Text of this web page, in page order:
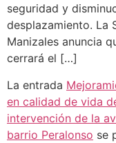
seguridad y
desplazamiento. La
Manizales anuncia
cerrará el […]
La entrada
en calidad de vida
intervención de la
barrio Peralonso se